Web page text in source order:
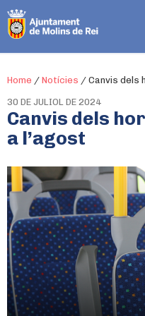
Home / Notícies / Canvis dels
30 DE JULIOL DE 2024
Canvis dels
a l’agost